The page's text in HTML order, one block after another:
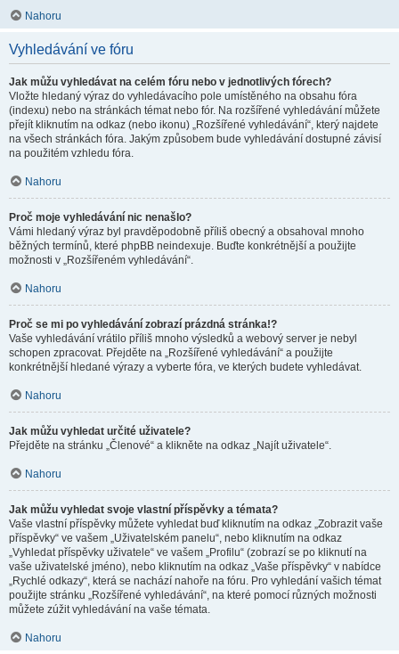
Nahoru
Vyhledávání ve fóru
Jak můžu vyhledávat na celém fóru nebo v jednotlivých fórech?
Vložte hledaný výraz do vyhledávacího pole umístěného na obsahu fóra
(indexu) nebo na stránkách témat nebo fór. Na rozšířené vyhledávání můžete
přejít kliknutím na odkaz (nebo ikonu) „Rozšířené vyhledávání“, který najdete
na všech stránkách fóra. Jakým způsobem bude vyhledávání dostupné závisí
na použitém vzhledu fóra.
Nahoru
Proč moje vyhledávání nic nenašlo?
Vámi hledaný výraz byl pravděpodobně příliš obecný a obsahoval mnoho
běžných termínů, které phpBB neindexuje. Buďte konkrétnější a použijte
možnosti v „Rozšířeném vyhledávání“.
Nahoru
Proč se mi po vyhledávání zobrazí prázdná stránka!?
Vaše vyhledávání vrátilo příliš mnoho výsledků a webový server je nebyl
schopen zpracovat. Přejděte na „Rozšířené vyhledávání“ a použijte
konkrétnější hledané výrazy a vyberte fóra, ve kterých budete vyhledávat.
Nahoru
Jak můžu vyhledat určité uživatele?
Přejděte na stránku „Členové“ a klikněte na odkaz „Najít uživatele“.
Nahoru
Jak můžu vyhledat svoje vlastní příspěvky a témata?
Vaše vlastní příspěvky můžete vyhledat buď kliknutím na odkaz „Zobrazit vaše
příspěvky“ ve vašem „Uživatelském panelu“, nebo kliknutím na odkaz
„Vyhledat příspěvky uživatele“ ve vašem „Profilu“ (zobrazí se po kliknutí na
vaše uživatelské jméno), nebo kliknutím na odkaz „Vaše příspěvky“ v nabídce
„Rychlé odkazy“, která se nachází nahoře na fóru. Pro vyhledání vašich témat
použijte stránku „Rozšířené vyhledávání“, na které pomocí různých možnosti
můžete zúžit vyhledávání na vaše témata.
Nahoru